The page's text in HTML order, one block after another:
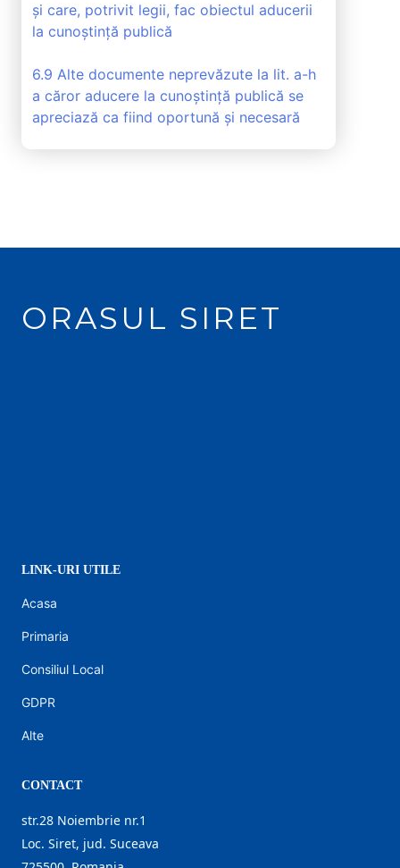
și care, potrivit legii, fac obiectul aducerii
la cunoștință publică
6.9 Alte documente neprevăzute la lit. a-h
a căror aducere la cunoștință publică se
apreciază ca fiind oportună și necesară
ORASUL SIRET
LINK-URI UTILE
Acasa
Primaria
Consiliul Local
GDPR
Alte
CONTACT
str.28 Noiembrie nr.1
Loc. Siret, jud. Suceava